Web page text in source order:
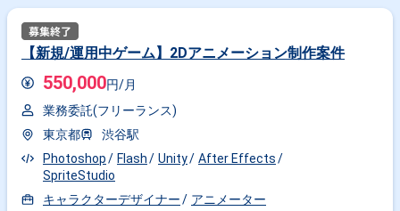
フトがメジャーですが、実作業ではFlashで描画 -制作方法：設定集、コ
ミックやアニメを参考にしながら、 ゲームに合わせたポー
ジングやアングルでキャラクターを一から制作していきます。 ※ベクター
データ… Illustratorソフトなどで描くパス（座標を用いた線画）を使用し
た描画手法。 ※Illustratorとの差はほぼありません。Flashの使い方はOJT
も可能。 ※ベクター描画をやったことが無い方でも志望していただけるな
らば、OJTも可能。 【リモート勤務について】 本案件ではフルリモート
勤務が可能です。 ※地方在住の方からのエントリーも大歓迎です！ 【ポー
トフォリオについて】 本案件ではエントリー時に以下ポートフォリオリオ
をご提出いただきます。 【1】ポートフォリオ作品（提出必須） (a)8頭身
キャラの作品、もしくは(b)人物デッサンの作品を、1点以上ご掲載くださ
さい（イラスト・風景・立体物・キャラクター等何でも結構です） 【案件
【新規/運用中ゲーム】2Dアニメーション制作案件
550,000円/月
業務委託(フリーランス)
東京都
渋谷駅
Photoshop
Flash Unity
After Effects
SpriteStudio
キャラクターデザイナー
アニメーター